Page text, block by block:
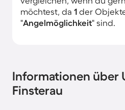
möchtest, da 1 der
"Angelmöglichkeit" sind.
Informationen über
Finsterau